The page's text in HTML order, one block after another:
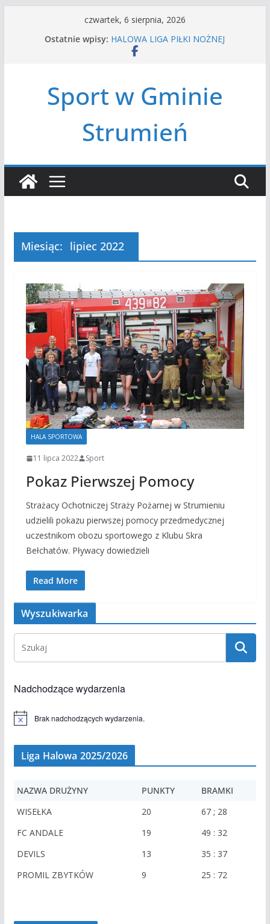
czwartek, 6 sierpnia, 2026
Ostatnie wpisy: HALOWA LIGA PIŁKI NOŻNEJ
LATO W MIEŚCIE’2026
Czwórbój lekkoatletyczny
Sport w Gminie
Strumień
Miesiąc: lipiec 2022
HALA SPORTOWA
11 lipca 2022 Sport
Pokaz Pierwszej Pomocy
Strażacy Ochotniczej Straży Pożarnej w Strumieniu
udzielili pokazu pierwszej pomocy przedmedycznej
uczestnikom obozu sportowego z Klubu Skra
Bełchatów. Pływacy dowiedzieli
Read More
Wyszukiwarka
Nadchodzące wydarzenia
d
m
e
Brak nadchodzących wydarzenia.
Liga Halowa 2025/2026
NAZWA DRUŻYNY PUNKTY
BRAMKI
WISEŁKA
20
67 ; 28
FC ANDALE
19
49 : 32
DEVILS
13
35 : 37
PROMIL ZBYTKÓW
9 25 : 72